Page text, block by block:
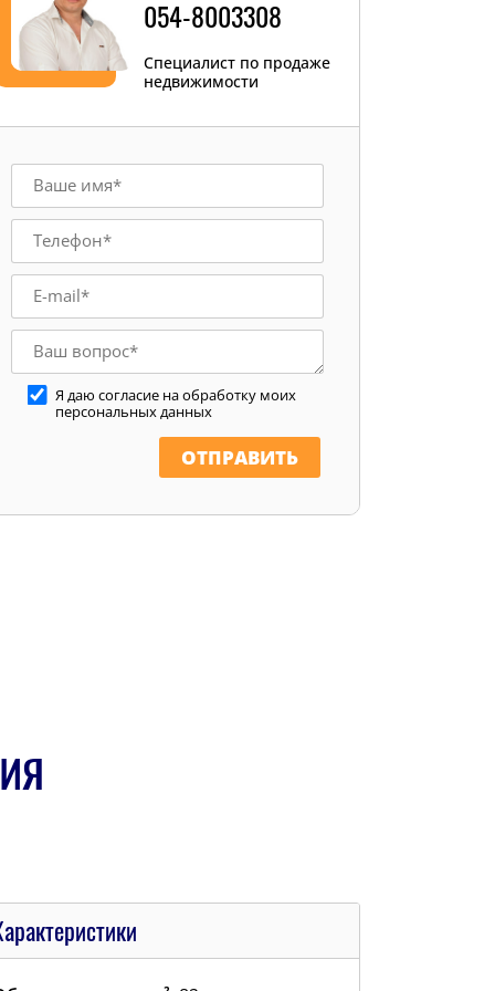
054-8003308
Специалист по продаже
недвижимости
Я даю согласие на обработку моих
персональных данных